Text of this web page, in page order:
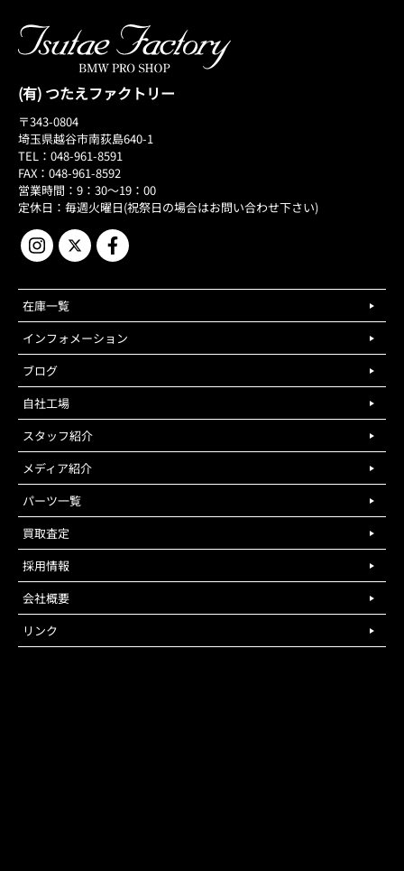
(有) つたえファクトリー
〒343-0804
埼玉県越谷市南荻島640-1
TEL：048-961-8591
FAX：048-961-8592
営業時間：9：30～19：00
定休日：毎週火曜日(祝祭日の場合はお問い合わせ下さい)
在庫一覧
インフォメーション
ブログ
自社工場
スタッフ紹介
メディア紹介
パーツ一覧
買取査定
採用情報
会社概要
リンク